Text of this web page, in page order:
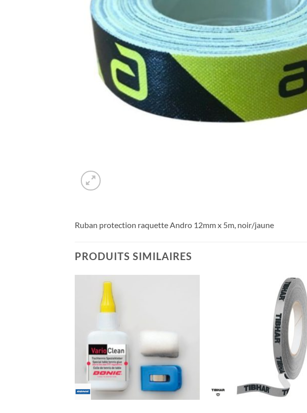
Ruban protection raquette Andro 12mm x 5m, noir/jaune
PRODUITS SIMILAIRES